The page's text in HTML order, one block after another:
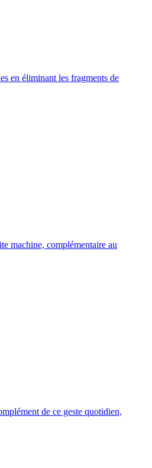
en éliminant les fragments de
machine, complémentaire au
de ce geste quotidien,